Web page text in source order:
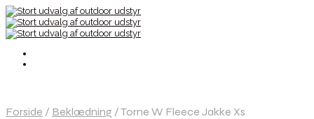
Forside / Beklædning /Torne W Fleece Jakke Xs